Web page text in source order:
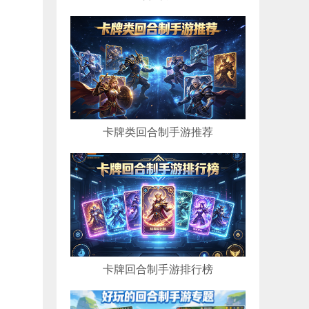
卡牌类回合制手游推荐
卡牌回合制手游排行榜